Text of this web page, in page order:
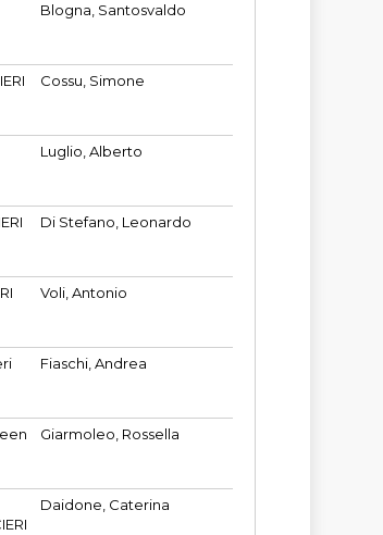
Blogna, Santosvaldo
Cossu, Simone
Luglio, Alberto
Di Stefano, Leonardo
Voli, Antonio
Fiaschi, Andrea
Giarmoleo, Rossella
Daidone, Caterina